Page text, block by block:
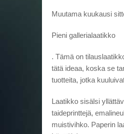
Muutama kuukausi
Pieni gallerialaatikko
. Tämä on
tätä ideaa, koska se
tuotteita, jotka
Laatikko sisälsi
taideprinttejä,
muistivihko. Paperin